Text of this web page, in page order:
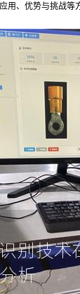
用、优势与挑战等